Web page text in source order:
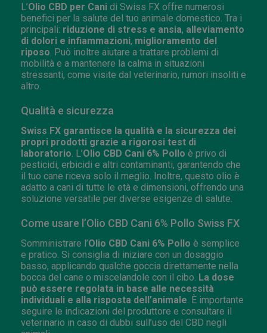
L’Olio CBD per Cani di Swiss FX offre numerosi
benefici per la salute del tuo animale domestico. Tra i
principali: riduzione di stress e ansia, alleviamento
di dolori e infiammazioni, miglioramento del
riposo . Può inoltre aiutare a trattare problemi di
mobilità e a mantenere la calma in situazioni
stressanti, come visite dal veterinario, rumori insoliti e
altro.
Qualità e sicurezza
Swiss FX garantisce la qualità e la sicurezza dei
propri prodotti grazie a rigorosi test di
laboratorio . L’Olio CBD Cani 6% Pollo è privo di
pesticidi, erbicidi e altri contaminanti, garantendo che
il tuo cane riceva solo il meglio. Inoltre, questo olio è
adatto a cani di tutte le età e dimensioni, offrendo una
soluzione versatile per diverse esigenze di salute.
Come usare l’Olio CBD Cani 6% Pollo Swiss FX
Somministrare l’Olio CBD Cani 6% Pollo è semplice
e pratico. Si consiglia di iniziare con un dosaggio
basso, applicando qualche goccia direttamente nella
bocca del cane o miscelandole con il cibo. La dose
può essere regolata in base alle necessità
individuali e alla risposta dell’animale . È importante
seguire le indicazioni del produttore e consultare il
veterinario in caso di dubbi sull’uso del CBD negli